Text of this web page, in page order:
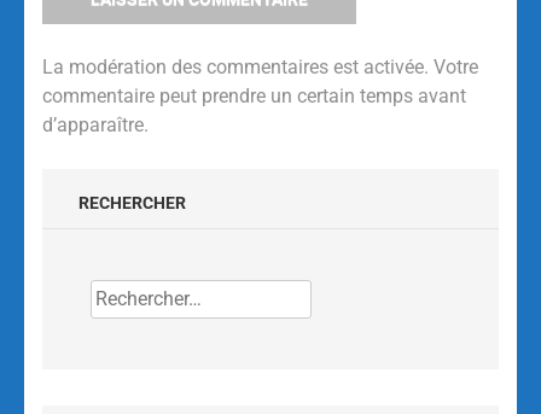
La modération des commentaires est activée. Votre
commentaire peut prendre un certain temps avant
d’apparaître.
RECHERCHER